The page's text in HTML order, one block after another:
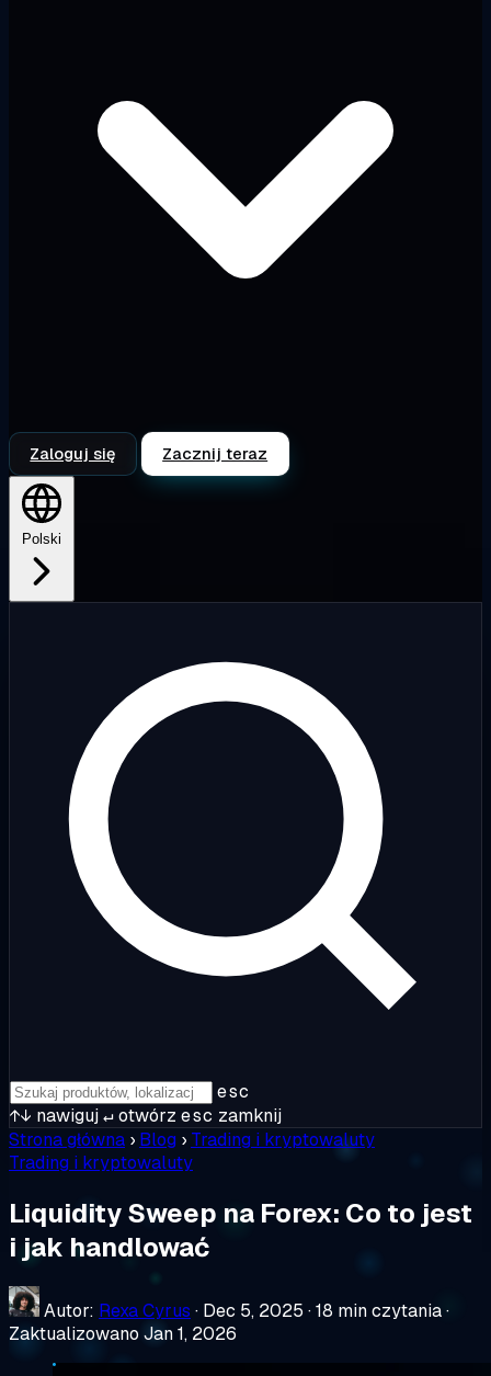
Zaloguj się Zacznij teraz
Polski
esc
↑↓ nawiguj↵otwórz esc zamknij
Strona główna › Blog › Trading i kryptowaluty
Trading i kryptowaluty
Liquidity Sweep na Forex: Co to jest
i jak handlować
Autor: Rexa Cyrus · Dec 5, 2025 ·18 min czytania·
Zaktualizowano Jan 1, 2026